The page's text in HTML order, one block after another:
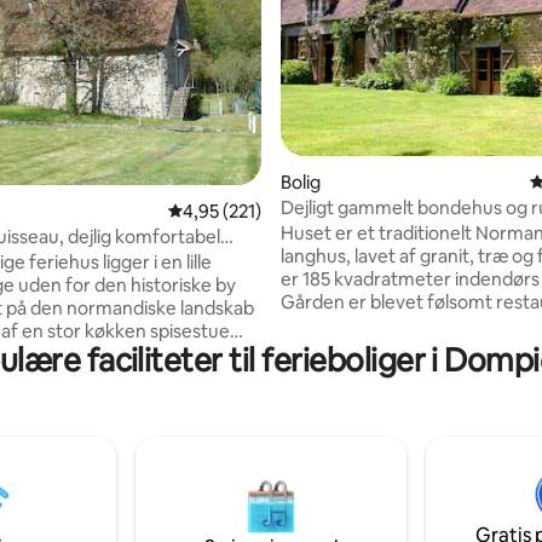
bedømmelse, 219 omtaler
4,95 ud af 5 i gennemsnitlig bedømmelse,
4,95 (221)
dejlig komfortabel
feriehus ligger i en lille
uden for den historiske by
den normandiske landskab
en stor køkken spisestue
og en stue med en pejs med
i stueetagen. På første sal
omgiver ejendommen med
og en grusbelagt
Bolig
Dejligt gammelt bondehus og
have
Huset er et traditionelt
langhus, lavet af granit, træ og
er 185 kvadratmeter indendørs
Gården er blevet følsomt
Pichardiere ligger i hjertet af
Normandiets landskab langt
Storbritannien) -- Det er et
fra bylivet! Jeg elsker dens fredfyldthed
og naturens tilstedeværelse.
faciliteter til ferieboliger i
Gratis